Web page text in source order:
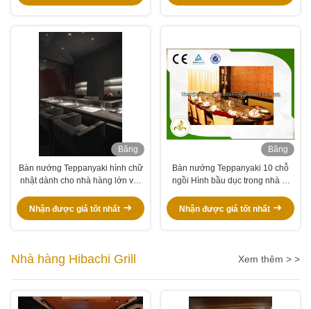
Băng
hình
Bàn nướng Teppanyaki hình chữ
nhật dành cho nhà hàng lớn với
Nhận được giá tốt nhất
Băng
hình
Bàn nướng Teppanyaki 10 chỗ
ngồi Hình bầu dục trong nhà Vỉ
bản
Nhận được giá tốt nhất
Nhà hàng Hibachi Grill Xem thêm > >